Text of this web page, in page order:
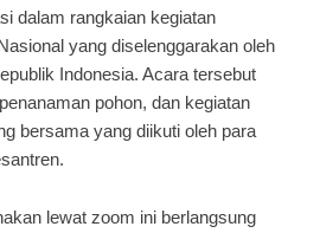
dalam rangkaian kegiatan
yang diselenggarakan oleh
Indonesia. Acara tersebut
pohon, dan kegiatan
bersama yang diikuti oleh para
lewat zoom ini berlangsung